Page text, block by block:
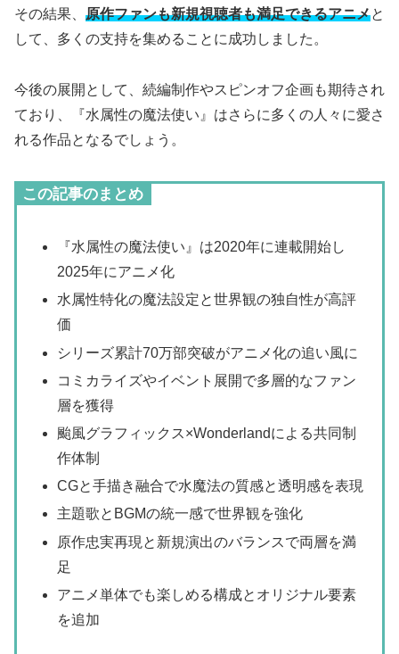
その結果、 原作ファンも新規視聴者も満足できるアニメと
して、多くの支持を集めることに成功しました。
今後の展開として、続編制作やスピンオフ企画も期待され
ており、『水属性の魔法使い』はさらに多くの人々に愛さ
れる作品となるでしょう。
この記事のまとめ
『水属性の魔法使い』は2020年に連載開始し
2025年にアニメ化
水属性特化の魔法設定と世界観の独自性が高評
価
シリーズ累計70万部突破がアニメ化の追い風に
コミカライズやイベント展開で多層的なファン
層を獲得
颱風グラフィックス×Wonderlandによる共同制
作体制
CGと手描き融合で水魔法の質感と透明感を表現
主題歌とBGMの統一感で世界観を強化
原作忠実再現と新規演出のバランスで両層を満
足
アニメ単体でも楽しめる構成とオリジナル要素
を追加